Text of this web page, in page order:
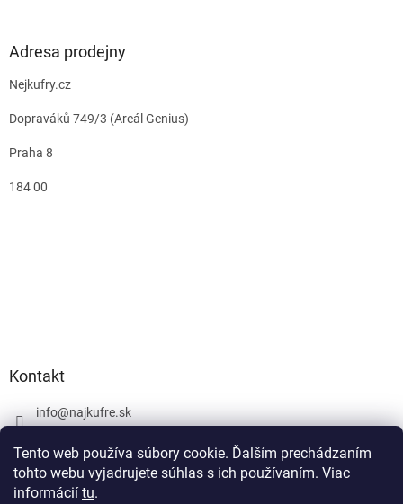
Tento web používa súbory cookie. Ďalším prechádzaním
tohto webu vyjadrujete súhlas s ich používaním. Viac
informácií tu.
Adresa prodejny
Nejkufry.cz
Dopraváků 749/3 (Areál Genius)
Praha 8
184 00
Kontakt
info@najkufre.sk
Facebook